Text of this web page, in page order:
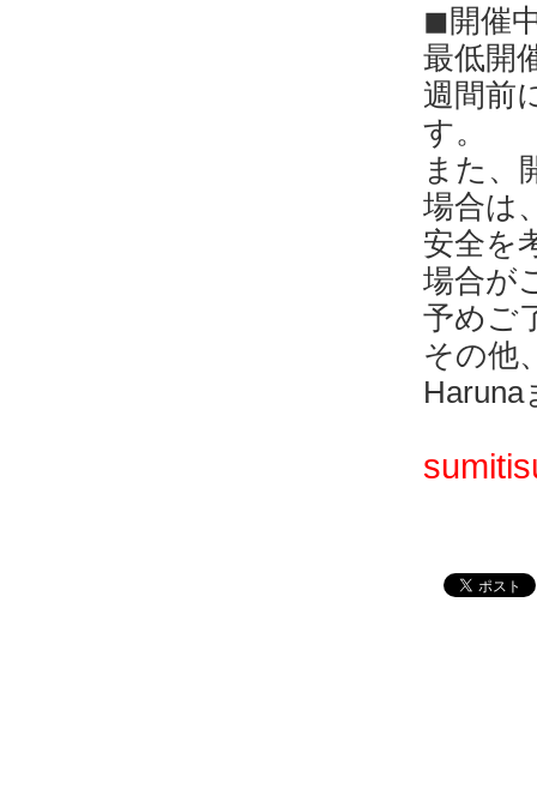
◼︎開催
最低開
週間前
す。
また、
場合は
安全を
場合が
予めご
その他